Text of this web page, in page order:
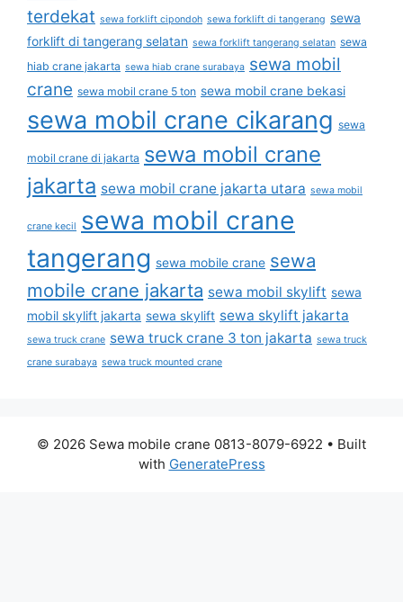
terdekat sewa forklift cipondoh sewa forklift di tangerang sewa
forklift di tangerang selatan sewa forklift tangerang selatan sewa
hiab crane jakarta sewa hiab crane surabaya sewa mobil
crane sewa mobil crane 5 ton sewa mobil crane bekasi
sewa mobil crane cikarang sewa
mobil crane di jakarta sewa mobil crane
jakarta sewa mobil crane jakarta utara sewa mobil
crane kecil sewa mobil crane
tangerang sewa mobile crane sewa
mobile crane jakarta sewa mobil skylift sewa
mobil skylift jakarta sewa skylift sewa skylift jakarta
sewa truck crane sewa truck crane 3 ton jakarta sewa truck
crane surabaya sewa truck mounted crane
© 2026 Sewa mobile crane 0813-8079-6922 • Built
with GeneratePress